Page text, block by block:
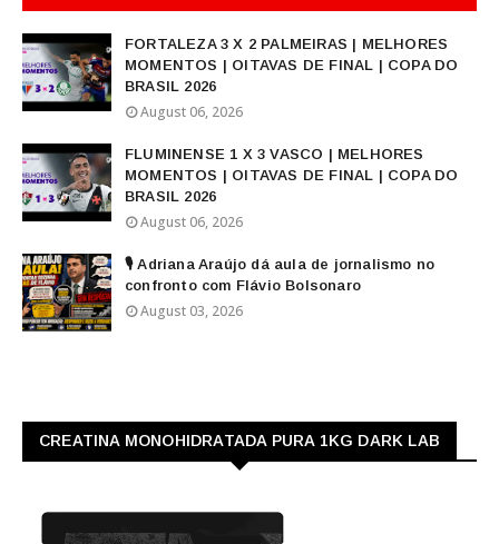
FORTALEZA 3 X 2 PALMEIRAS | MELHORES
MOMENTOS | OITAVAS DE FINAL | COPA DO
BRASIL 2026
August 06, 2026
FLUMINENSE 1 X 3 VASCO | MELHORES
MOMENTOS | OITAVAS DE FINAL | COPA DO
BRASIL 2026
August 06, 2026
🎙️ Adriana Araújo dá aula de jornalismo no
confronto com Flávio Bolsonaro
August 03, 2026
CREATINA MONOHIDRATADA PURA 1KG DARK LAB